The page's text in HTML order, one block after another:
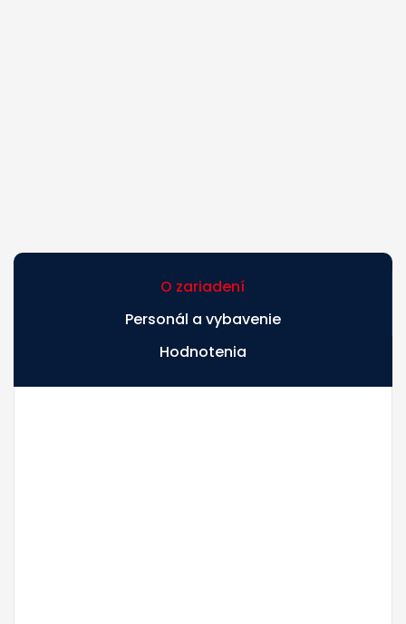
O zariadení
Personál a vybavenie
Hodnotenia